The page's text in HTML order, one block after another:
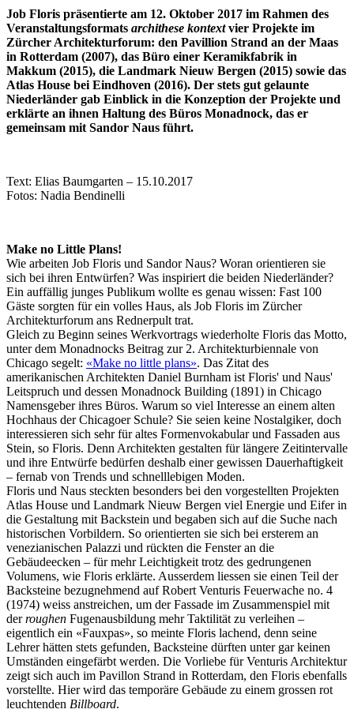
Job Floris präsentierte am 12. Oktober 2017 im Rahmen des
Veranstaltungsformats archithese kontextvier Projekte im
Zürcher Architekturforum: den Pavillion Strand an der Maas
in Rotterdam (2007), das Büro einer Keramikfabrik in
Makkum (2015), die Landmark Nieuw Bergen (2015) sowie das
Atlas House bei Eindhoven (2016). Der stets gut gelaunte
Niederländer gab Einblick in die Konzeption der Projekte und
erklärte an ihnen Haltung des Büros Monadnock, das er
gemeinsam mit Sandor Naus führt.
Text: Elias Baumgarten – 15.10.2017
Fotos: Nadia Bendinelli
Make no Little Plans!
Wie arbeiten Job Floris und Sandor Naus? Woran orientieren sie
sich bei ihren Entwürfen? Was inspiriert die beiden Niederländer?
Ein auffällig junges Publikum wollte es genau wissen: Fast 100
Gäste sorgten für ein volles Haus, als Job Floris im Zürcher
Architekturforum ans Rednerpult trat.
Gleich zu Beginn seines Werkvortrags wiederholte Floris das Motto,
unter dem Monadnocks Beitrag zur 2. Architekturbiennale von
Chicago segelt: «Make no little plans». Das Zitat des
amerikanischen Architekten Daniel Burnham ist Floris' und Naus'
Leitspruch und dessen Monadnock Building (1891) in Chicago
Namensgeber ihres Büros. Warum so viel Interesse an einem alten
Hochhaus der Chicagoer Schule? Sie seien keine Nostalgiker, doch
interessieren sich sehr für altes Formenvokabular und Fassaden aus
Stein, so Floris. Denn Architekten gestalten für längere Zeitintervalle
und ihre Entwürfe bedürfen deshalb einer gewissen Dauerhaftigkeit
– fernab von Trends und schnelllebigen Moden.
Floris und Naus steckten besonders bei den vorgestellten Projekten
Atlas House und Landmark Nieuw Bergen viel Energie und Eifer in
die Gestaltung mit Backstein und begaben sich auf die Suche nach
historischen Vorbildern. So orientierten sie sich bei ersterem an
venezianischen Palazzi und rückten die Fenster an die
Gebäudeecken – für mehr Leichtigkeit trotz des gedrungenen
Volumens, wie Floris erklärte. Ausserdem liessen sie einen Teil der
Backsteine bezugnehmend auf Robert Venturis Feuerwache no. 4
(1974) weiss anstreichen, um der Fassade im Zusammenspiel mit
derroughen Fugenausbildung mehr Taktilität zu verleihen –
eigentlich ein «Fauxpas», so meinte Floris lachend, denn seine
Lehrer hätten stets gefunden, Backsteine dürften unter gar keinen
Umständen eingefärbt werden. Die Vorliebe für Venturis Architektur
zeigt sich auch im Pavillon Strand in Rotterdam, den Floris ebenfalls
vorstellte. Hier wird das temporäre Gebäude zu einem grossen rot
leuchtenden Billboard.